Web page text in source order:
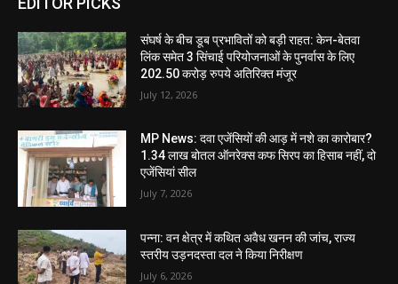
संघर्ष के बीच डूब प्रभावितों को बड़ी राहत: केन-बेतवा
लिंक समेत 3 सिंचाई परियोजनाओं के पुनर्वास के लिए
202.50 करोड़ रुपये अतिरिक्त मंजूर
July 12, 2026
MP News: दवा एजेंसियों की आड़ में नशे का कारोबार?
1.34 लाख बोतल ऑनरेक्स कफ सिरप का हिसाब नहीं, दो
एजेंसियां सील
July 7, 2026
पन्ना: वन क्षेत्र में कथित अवैध खनन की जांच, राज्य
स्तरीय उड़नदस्ता दल ने किया निरीक्षण
July 6, 2026